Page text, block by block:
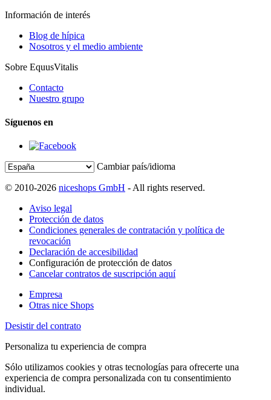
Información de interés
Blog de hípica
Nosotros y el medio ambiente
Sobre EquusVitalis
Contacto
Nuestro grupo
Síguenos en
Cambiar país/idioma
© 2010-2026 niceshops GmbH - All rights reserved.
Aviso legal
Protección de datos
Condiciones generales de contratación y política de
revocación
Declaración de accesibilidad
Configuración de protección de datos
Cancelar contratos de suscripción aquí
Empresa
Otras nice Shops
Desistir del contrato
Personaliza tu experiencia de compra
Sólo utilizamos cookies y otras tecnologías para ofrecerte una
experiencia de compra personalizada con tu consentimiento
individual.